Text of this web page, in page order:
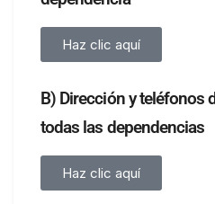
Haz clic aquí
B) Dirección y teléfonos
todas las dependencias
Haz clic aquí